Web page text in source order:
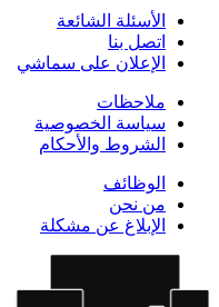
الأسئلة الشائعة
اتصل بنا
الإعلان على سماشي
ملاحظات
سياسة الخصوصية
الشروط والأحكام
الوظائف
من نحن
الإبلاغ عن مشكلة